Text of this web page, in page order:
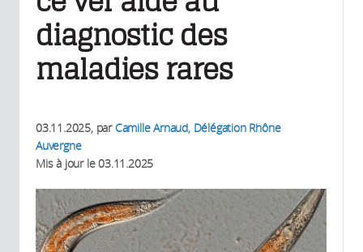
diagnostic des
maladies rares
03.11.2025, parCamille Arnaud, Délégation Rhône
Auvergne
Mis à jour le03.11.2025